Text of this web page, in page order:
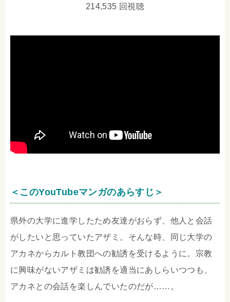
214,535 回視聴
＜このYouTubeマンガのあらすじ＞
県外の大学に進学したため友達がおらず、他人と会話
がしたいと思っていたアザミ。そんな時、同じ大学の
アカネからカルト教団への勧誘を受けるように。宗教
に興味がないアザミは勧誘を適当にあしらいつつも、
アカネとの会話を楽しんでいたのだが……。